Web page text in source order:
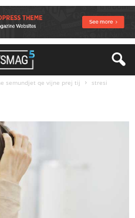
semundjet qe vijne prej tij stresi